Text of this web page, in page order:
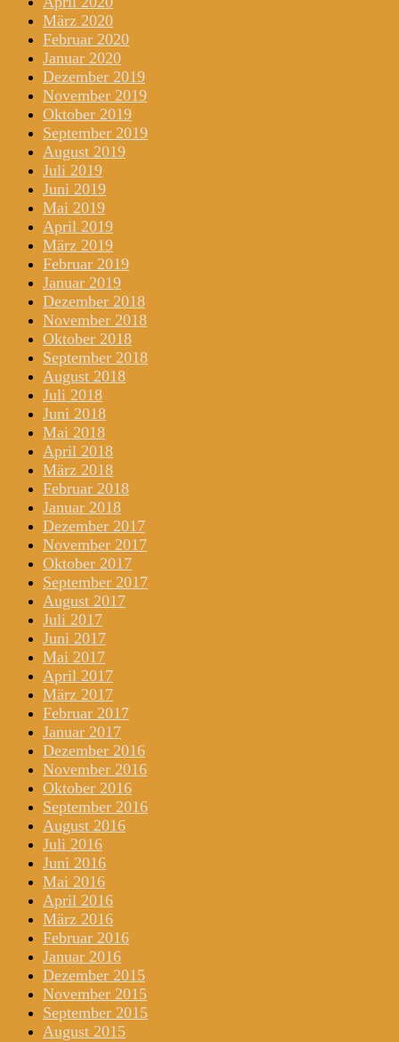
März 2020
Februar 2020
Januar 2020
Dezember 2019
November 2019
Oktober 2019
September 2019
August 2019
Juli 2019
Juni 2019
Mai 2019
April 2019
März 2019
Februar 2019
Januar 2019
Dezember 2018
November 2018
Oktober 2018
September 2018
August 2018
Juli 2018
Juni 2018
Mai 2018
April 2018
März 2018
Februar 2018
Januar 2018
Dezember 2017
November 2017
Oktober 2017
September 2017
August 2017
Juli 2017
Juni 2017
Mai 2017
April 2017
März 2017
Februar 2017
Januar 2017
Dezember 2016
November 2016
Oktober 2016
September 2016
August 2016
Juli 2016
Juni 2016
Mai 2016
April 2016
März 2016
Februar 2016
Januar 2016
Dezember 2015
November 2015
September 2015
August 2015